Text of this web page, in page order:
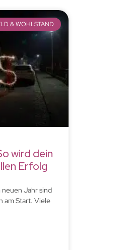
& WOHLSTAND
wird dein
Erfolg
neuen Jahr sind
am Start. Viele